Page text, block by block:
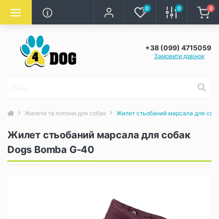
0 0 0
+38 (099) 4715059
Замовити дзвінок
Жилети та попони для собак Жилет стьобаний марсала для
Жилет стьобаний марсала для собак
Dogs Bomba G-40